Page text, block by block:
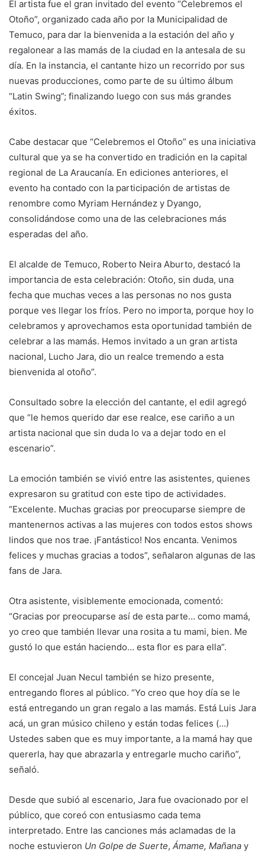
El artista fue el gran invitado del evento “Celebremos el
Otoño”, organizado cada año por la Municipalidad de
Temuco, para dar la bienvenida a la estación del año y
regalonear a las mamás de la ciudad en la antesala de su
día. En la instancia, el cantante hizo un recorrido por sus
nuevas producciones, como parte de su último álbum
“Latin Swing”; finalizando luego con sus más grandes
éxitos.
Cabe destacar que “Celebremos el Otoño” es una iniciativa
cultural que ya se ha convertido en tradición en la capital
regional de La Araucanía. En ediciones anteriores, el
evento ha contado con la participación de artistas de
renombre como Myriam Hernández y Dyango,
consolidándose como una de las celebraciones más
esperadas del año.
El alcalde de Temuco, Roberto Neira Aburto, destacó la
importancia de esta celebración: Otoño, sin duda, una
fecha que muchas veces a las personas no nos gusta
porque ves llegar los fríos. Pero no importa, porque hoy lo
celebramos y aprovechamos esta oportunidad también de
celebrar a las mamás. Hemos invitado a un gran artista
nacional, Lucho Jara, dio un realce tremendo a esta
bienvenida al otoño”.
Consultado sobre la elección del cantante, el edil agregó
que “le hemos querido dar ese realce, ese cariño a un
artista nacional que sin duda lo va a dejar todo en el
escenario”.
La emoción también se vivió entre las asistentes, quienes
expresaron su gratitud con este tipo de actividades.
“Excelente. Muchas gracias por preocuparse siempre de
mantenernos activas a las mujeres con todos estos shows
lindos que nos trae. ¡Fantástico! Nos encanta. Venimos
felices y muchas gracias a todos”, señalaron algunas de las
fans de Jara.
Otra asistente, visiblemente emocionada, comentó:
“Gracias por preocuparse así de esta parte… como mamá,
yo creo que también llevar una rosita a tu mami, bien. Me
gustó lo que están haciendo… esta flor es para ella”.
El concejal Juan Necul también se hizo presente,
entregando flores al público. “Yo creo que hoy día se le
está entregando un gran regalo a las mamás. Está Luis Jara
acá, un gran músico chileno y están todas felices (…)
Ustedes saben que es muy importante, a la mamá hay que
quererla, hay que abrazarla y entregarle mucho cariño”,
señaló.
Desde que subió al escenario, Jara fue ovacionado por el
público, que coreó con entusiasmo cada tema
interpretado. Entre las canciones más aclamadas de la
noche estuvieron Un Golpe de Suerte, Ámame, Mañana y